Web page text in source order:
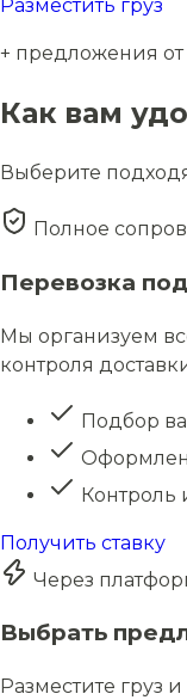
Разместить груз
+ предложения от
Как вам
Выберите
Полное
Перевозка
Мы организуем
контроля
Подбор
Контроль
Получить ставку
Через
Выбрать
Разместите груз